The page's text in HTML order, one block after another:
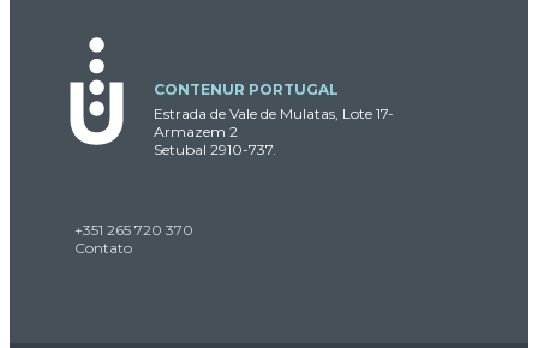
CONTENUR PORTUGAL
Estrada de Vale de Mulatas, Lote 17-
Armazem 2
Setubal 2910-737.
+351 265 720 370
Contato